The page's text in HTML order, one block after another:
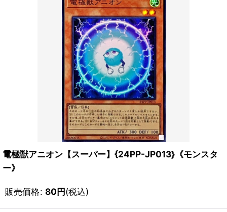
電極獣アニオン【スーパー】{24PP-JP013}《モンスタ
ー》
販売価格: 80円(税込)